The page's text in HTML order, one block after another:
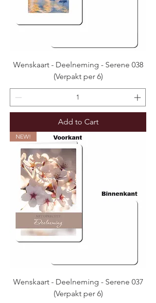
Wenskaart - Deelneming - Serene 038
(Verpakt per 6)
Add to Cart
NEW!
Wenskaart - Deelneming - Serene 037
(Verpakt per 6)